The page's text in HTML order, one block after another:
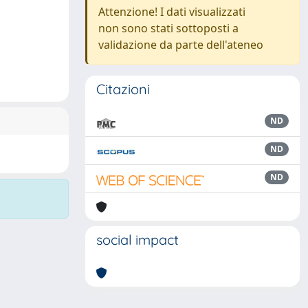
Attenzione! I dati visualizzati
non sono stati sottoposti a
validazione da parte dell'ateneo
Citazioni
ND
ND
ND
social impact